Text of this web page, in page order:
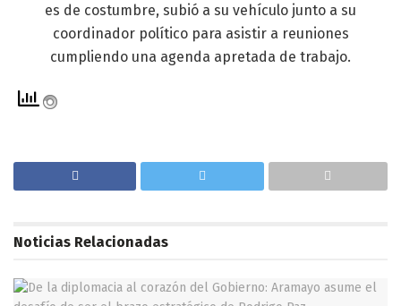
es de costumbre, subió a su vehículo junto a su
coordinador político para asistir a reuniones
cumpliendo una agenda apretada de trabajo.
Noticias Relacionadas